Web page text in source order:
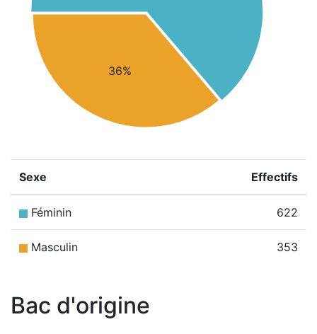
36%
Sexe Effectifs
Féminin 622
Masculin 353
Bac d'origine